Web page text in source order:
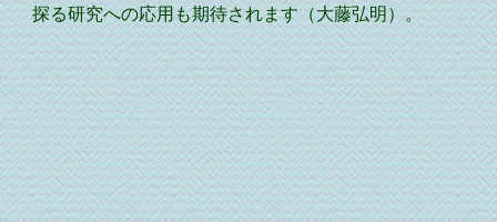
探る研究への応用も期待されます（大藤弘明）。